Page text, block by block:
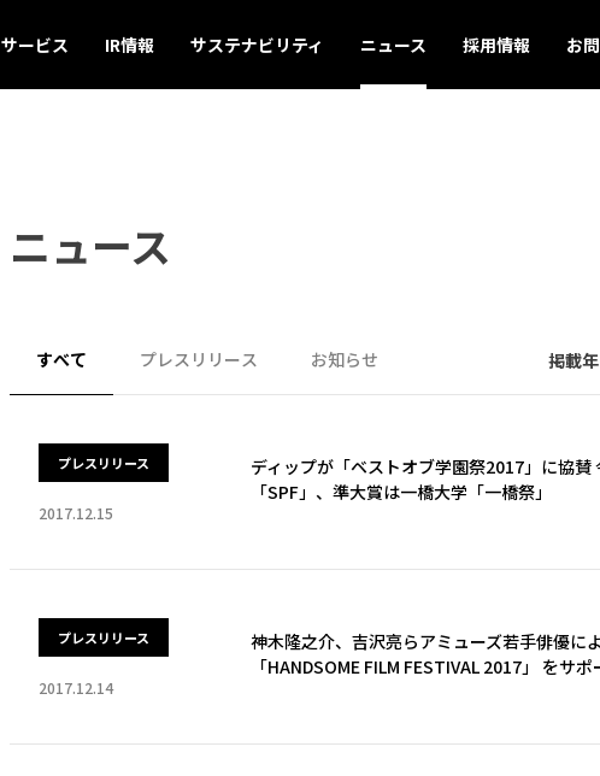
サービス IR情報 サステナビリティ ニュース 採用情報 お
ニュース
掲載年
すべて プレスリリース お知らせ
プレスリリース
2017.12.15
ディップが「ベストオブ学園祭2017」に協賛
「SPF」、準大賞は一橋大学「一橋祭」
プレスリリース
2017.12.14
神木隆之介、吉沢亮らアミューズ若手俳優に
「HANDSOME FILM FESTIVAL 2017」 をサ